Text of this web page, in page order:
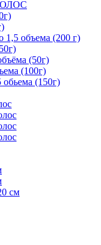
1,5 объема (200 г)
(50г)
(100г)
(150г)
см